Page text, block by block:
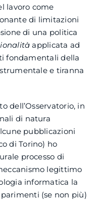
lavoro come
di limitazioni
di una politica
applicata ad
fondamentali della
e tiranna
dell’Osservatorio, in
di natura
pubblicazioni
di Torino) ho
processo di
legittimo
informatica la
(se non più)